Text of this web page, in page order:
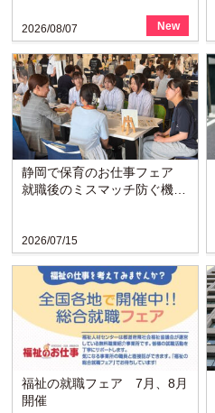
2026/08/07 New
2026/07/15
静岡で保育のお仕事フェア
就職後のミスマッチ防ぐ機会
福祉の就職フェア 7月、8月
開催